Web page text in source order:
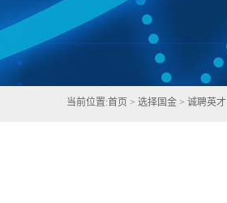
当前位置:首页 > 选择国金 > 诚聘英才